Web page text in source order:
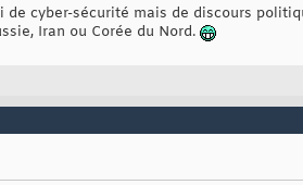
de cyber-sécurité mais de discours
Iran ou Corée du Nord.